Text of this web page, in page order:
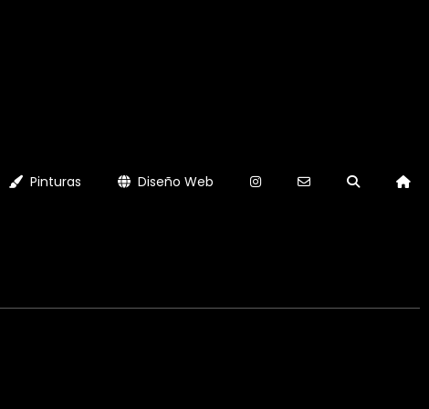
Pinturas Diseño Web